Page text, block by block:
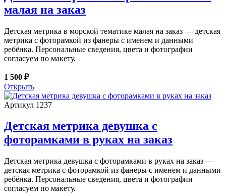
малая на заказ
Детская метрика в морской тематике малая на заказ — детская
метрика с фоторамкой из фанеры с именем и данными
ребёнка. Персональные сведения, цвета и фотографии
согласуем по макету.
1 500 ₽
Открыть
Артикул 1237
Детская метрика девушка с
фоторамками в руках на заказ
Детская метрика девушка с фоторамками в руках на заказ —
детская метрика с фоторамкой из фанеры с именем и данными
ребёнка. Персональные сведения, цвета и фотографии
согласуем по макету.